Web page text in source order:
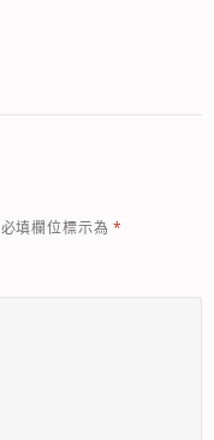
必填欄位標示為*